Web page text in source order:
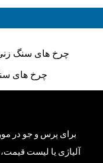
چرخ های سنگ
چرخ های
برای پرس و جو در
آلیاژی یا لیست